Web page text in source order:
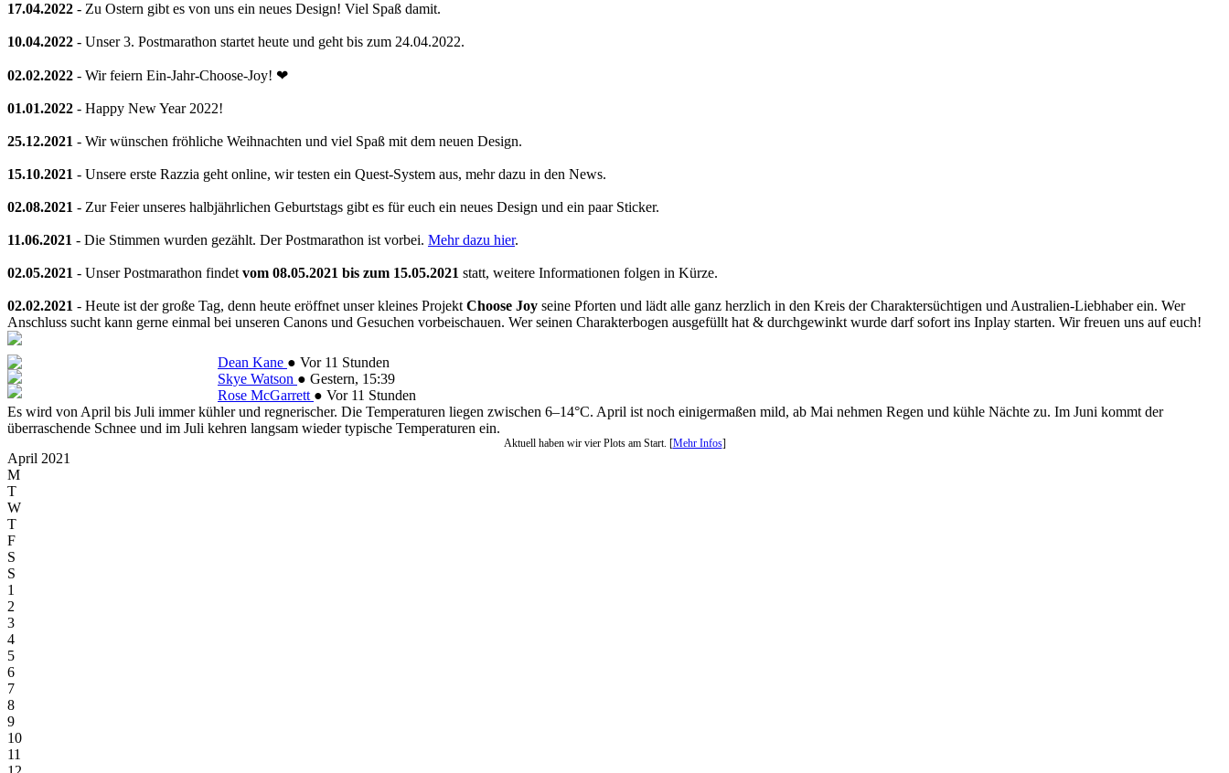
17.04.2022 - Zu Ostern gibt es von uns ein neues Design! Viel Spaß damit.
10.04.2022 - Unser 3. Postmarathon startet heute und geht bis zum 24.04.2022.
02.02.2022 - Wir feiern Ein-Jahr-Choose-Joy! ❤
01.01.2022 - Happy New Year 2022!
25.12.2021 - Wir wünschen fröhliche Weihnachten und viel Spaß mit dem neuen Design.
15.10.2021 - Unsere erste Razzia geht online, wir testen ein Quest-System aus, mehr dazu in den News.
02.08.2021 - Zur Feier unseres halbjährlichen Geburtstags gibt es für euch ein neues Design und ein paar Sticker.
11.06.2021 - Die Stimmen wurden gezählt. Der Postmarathon ist vorbei. Mehr dazu hier.
02.05.2021 - Unser Postmarathon findet vom 08.05.2021 bis zum 15.05.2021 statt, weitere Informationen folgen in Kürze.
02.02.2021 - Heute ist der große Tag, denn heute eröffnet unser kleines Projekt Choose Joy seine Pforten und lädt alle ganz herzlich in den Kreis der Charaktersüchtigen und Australien-Liebhaber ein. Wer
Anschluss sucht kann gerne einmal bei unseren Canons und Gesuchen vorbeischauen. Wer seinen Charakterbogen ausgefüllt hat & durchgewinkt wurde darf sofort ins Inplay starten. Wir freuen uns auf euch!
Dean Kane ● Vor 11 Stunden
Skye Watson ● Gestern, 15:39
Rose McGarrett ● Vor 11 Stunden
Es wird von April bis Juli immer kühler und regnerischer. Die Temperaturen liegen zwischen 6–14°C. April ist noch einigermaßen mild, ab Mai nehmen Regen und kühle Nächte zu. Im Juni kommt der
überraschende Schnee und im Juli kehren langsam wieder typische Temperaturen ein.
Aktuell haben wir vier Plots am Start. [Mehr Infos]
April 2021
M
T
W
T
F
S
S
1
2
3
4
5
6
7
8
9
10
11